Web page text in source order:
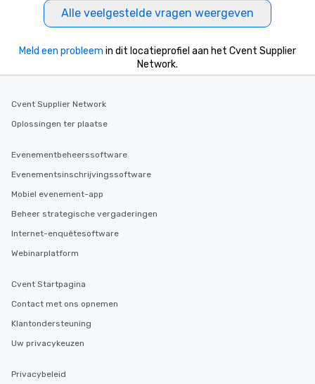
Alle veelgestelde vragen weergeven
Meld een probleem in dit locatieprofiel aan het Cvent Supplier
Network.
Cvent Supplier Network
Oplossingen ter plaatse
Evenementbeheerssoftware
Evenementsinschrijvingssoftware
Mobiel evenement-app
Beheer strategische vergaderingen
Internet-enquêtesoftware
Webinarplatform
Cvent Startpagina
Contact met ons opnemen
Klantondersteuning
Uw privacykeuzen
Privacybeleid